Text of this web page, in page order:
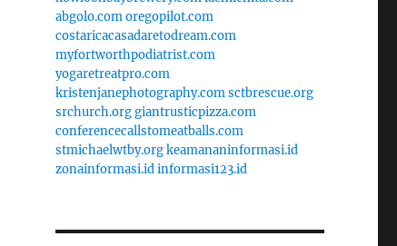
abgolo.comoregopilot.com
costaricacasadaretodream.com
myfortworthpodiatrist.com
yogaretreatpro.com
kristenjanephotography.comsctbrescue.org
srchurch.orggiantrusticpizza.com
conferencecallstomeatballs.com
stmichaelwtby.orgkeamananinformasi.id
zonainformasi.idinformasi123.id